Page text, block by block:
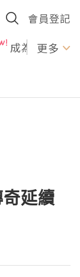
會員登記
成為U更多
延續